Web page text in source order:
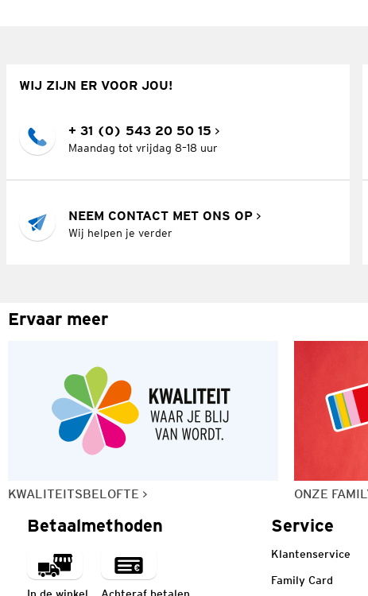
WIJ ZIJN ER VOOR JOU!
+ 31 (0) 543 20 50 15
Maandag tot vrijdag 8–18 uur
NEEM CONTACT MET ONS OP
Wij helpen je verder
Ervaar meer
KWALITEITSBELOFTE ONZE
Betaalmethoden Service
Klantenservice
Family Card